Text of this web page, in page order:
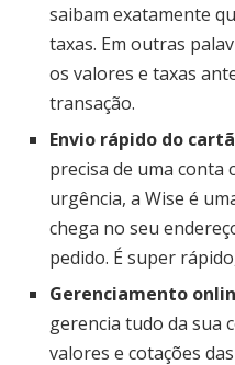
saibam exatamente
taxas. Em outras
os valores e taxas
transação.
Envio rápido do
precisa de uma conta
urgência, a Wise é
chega no seu
pedido. É super
Gerenciamento
gerencia tudo da sua
valores e cotações